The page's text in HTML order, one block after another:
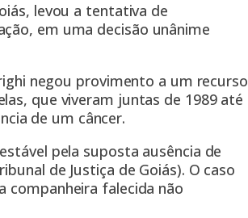
levou a tentativa de
em uma decisão unânime
negou provimento a um recurso
que viveram juntas de 1989 até
de um câncer.
pela suposta ausência de
de Justiça de Goiás). O caso
companheira falecida não